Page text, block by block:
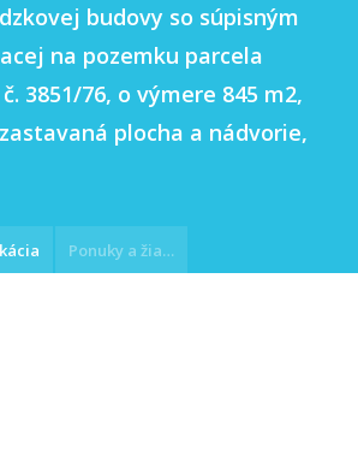
budovy so súpisným
na pozemku parcela
3851/76, o výmere 845 m2,
plocha a nádvorie,
Ponuky a žiadosti